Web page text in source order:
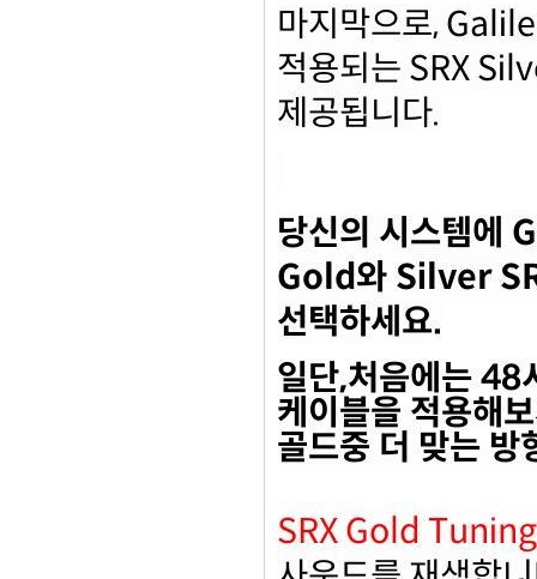
마지막으로,
적용되는 SRX
제공됩니다.
당신의 시스템에
Gold와 Silver
선택하세요.
일단,처음에는48
케이블을 적용해
골드중 더 맞는 방
SRX Gold